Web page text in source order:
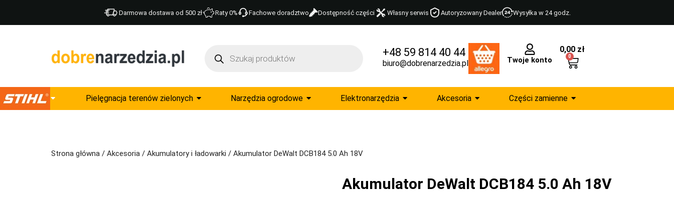
Darmowa dostawa od 500 zł Raty 0% Fachowe doradztwo Dostępność części Własny serwis Autoryzowany Dealer Wysyłka w 24 godz.
+48 59 814 40 44
biuro@dobrenarzedzia.pl Twoje konto
0,00 zł
0
Pielęgnacja terenów zielonych Narzędzia ogrodowe Elektronarzędzia Akcesoria Części zamienne
Strona główna / Akcesoria / Akumulatory i ładowarki / Akumulator DeWalt DCB184 5.0 Ah 18V
Akumulator DeWalt DCB184 5.0 Ah 18V